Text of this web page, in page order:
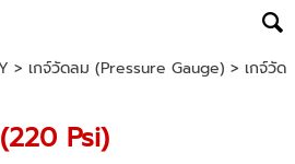
> เกจ์วัดลม (Pressure Gauge) > เกจ์วัด
Psi)